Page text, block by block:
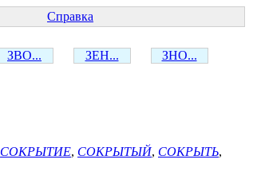
Справка
ЗВО... ЗЕН... ЗНО...
СОКРЫТИЕ, СОКРЫТЫЙ, СОКРЫТЬ,